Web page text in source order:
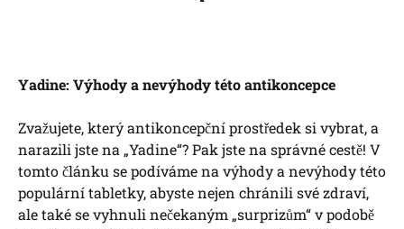
Yadine: Výhody a nevýhody této antikoncepce
Zvažujete, který antikoncepční prostředek si vybrat, a
narazili jste na „Yadine“? Pak jste na správné cestě! V
tomto článku se podíváme na výhody a nevýhody této
populární tabletky, abyste nejen chránili své zdraví,
ale také se vyhnuli nečekaným „surprizům“ v podobě